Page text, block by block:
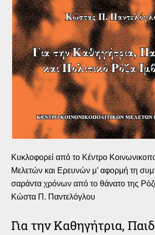
Κυκλοφορεί από το Κέντρο
Μελετών και Ερευνών μ’ αφορμή τη
σαράντα χρόνων από το θάνατο της
Κώστα Π. Παντελόγλου
Για την Καθηγήτρια,